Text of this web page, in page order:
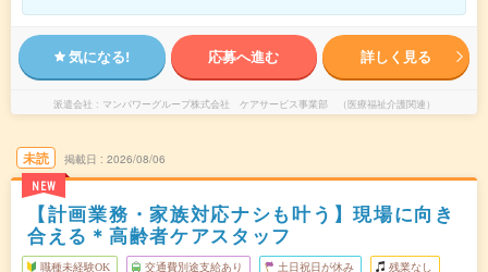
気になる! 応募へ進む 詳しく見る
派遣会社 マンパワーグループ株式会社 ケアサービス事業部 （医療福祉介護関連）
未読
NEW
掲載日 2026/08/06
【計画業務・家族対応ナシも叶う】現場に向き
合える＊高齢者ケアスタッフ
職種未経験OK 交通費別途支給あり 土日祝日が休み 残業なし